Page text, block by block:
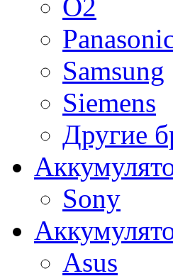
O2
Samsung
Siemens
Другие
Sony
Asus